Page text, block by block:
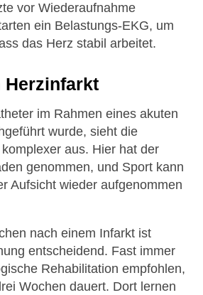
vor Wiederaufnahme
ein Belastungs-EKG, um
das Herz stabil arbeitet.
Herzinfarkt
im Rahmen eines akuten
wurde, sieht die
aus. Hier hat der
genommen, und Sport kann
Aufsicht wieder aufgenommen
nach einem Infarkt ist
entscheidend. Fast immer
Rehabilitation empfohlen,
Wochen dauert. Dort lernen